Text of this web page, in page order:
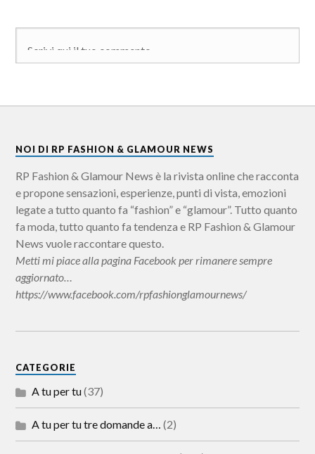
NOI DI RP FASHION & GLAMOUR NEWS
RP Fashion & Glamour News è la rivista online che racconta
e propone sensazioni, esperienze, punti di vista, emozioni
legate a tutto quanto fa “fashion” e “glamour”. Tutto quanto
fa moda, tutto quanto fa tendenza e RP Fashion & Glamour
News vuole raccontare questo.
Metti mi piace alla pagina Facebook per rimanere sempre
aggiornato…
https://www.facebook.com/rpfashionglamournews/
CATEGORIE
A tu per tu(37)
A tu per tu tre domande a… (2)